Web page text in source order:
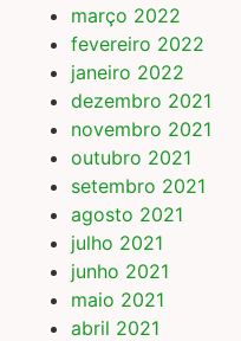
março 2022
fevereiro 2022
janeiro 2022
dezembro 2021
novembro 2021
outubro 2021
setembro 2021
agosto 2021
julho 2021
junho 2021
maio 2021
abril 2021